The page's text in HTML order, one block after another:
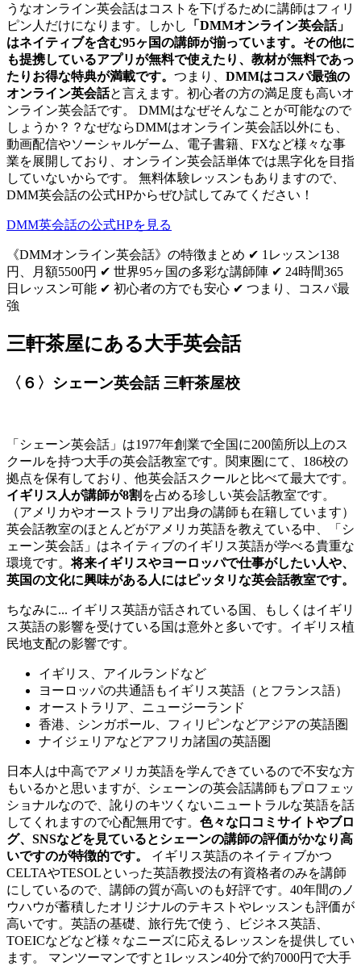
うなオンライン英会話はコストを下げるために講師はフィリ
ピン人だけになります。しかし
「DMMオンライン英会話」
はネイティブを含む95ヶ国の講師が揃っています。その他に
も提携しているアプリが無料で使えたり、教材が無料であっ
たりお得な特典が満載です。 つまり、 DMMはコスパ最強の
オンライン英会話と言えます。初心者の方の満足度も高いオ
ンライン英会話です。 DMMはなぜそんなことが可能なので
しょうか？？なぜならDMMはオンライン英会話以外にも、
動画配信やソーシャルゲーム、電子書籍、FXなど様々な事
業を展開しており、オンライン英会話単体では黒字化を目指
していないからです。 無料体験レッスンもありますので、
DMM英会話の公式HPからぜひ試してみてください！
DMM英会話の公式HPを見る
《DMMオンライン英会話》の特徴まとめ ✔ 1レッスン138
円、月額5500円 ✔ 世界95ヶ国の多彩な講師陣 ✔ 24時間365
日レッスン可能 ✔ 初心者の方でも安心 ✔ つまり、コスパ最
強
三軒茶屋にある大手英会話
〈６〉シェーン英会話 三軒茶屋校
「シェーン英会話」は1977年創業で全国に200箇所以上のス
クールを持つ大手の英会話教室です。関東圏にて、186校の
拠点を保有しており、他英会話スクールと比べて最大です。
イギリス人が講師が8割 を占める珍しい英会話教室です。
（アメリカやオーストラリア出身の講師も在籍しています）
英会話教室のほとんどがアメリカ英語を教えている中、「シ
ェーン英会話」はネイティブのイギリス英語が学べる貴重な
環境です。将来イギリスやヨーロッパで仕事がしたい人や、
英国の文化に興味がある人にはピッタリな英会話教室です。
ちなみに... イギリス英語が話されている国、もしくはイギリ
ス英語の影響を受けている国は意外と多いです。イギリス植
民地支配の影響です。
イギリス、アイルランドなど
ヨーロッパの共通語もイギリス英語（とフランス語）
オーストラリア、ニュージーランド
香港、シンガポール、フィリピンなどアジアの英語圏
ナイジェリアなどアフリカ諸国の英語圏
日本人は中高でアメリカ英語を学んできているので不安な方
もいるかと思いますが、シェーンの英会話講師もプロフェッ
ショナルなので、訛りのキツくないニュートラルな英語を話
してくれますので心配無用です。 色々な口コミサイトやブロ
グ、SNSなどを見ているとシェーンの講師の評価がかなり高
いですのが特徴的です。
イギリス英語のネイティブかつ
CELTAやTESOLといった英語教授法の有資格者のみを講師
にしているので、講師の質が高いのも好評です。40年間のノ
ウハウが蓄積したオリジナルのテキストやレッスンも評価が
高いです。英語の基礎、旅行先で使う、ビジネス英語、
TOEICなどなど様々なニーズに応えるレッスンを提供してい
ます。 マンツーマンですと1レッスン40分で約7000円で大手